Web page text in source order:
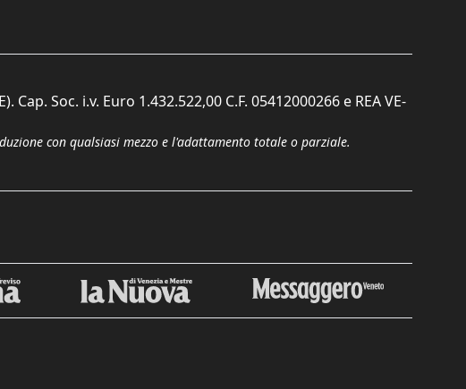
Soc. i.v. Euro 1.432.522,00 C.F. 05412000266 e REA VE-
con qualsiasi mezzo e l'adattamento totale o parziale.